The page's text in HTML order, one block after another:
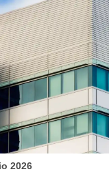
2026